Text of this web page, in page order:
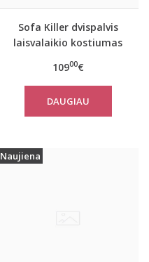
Sofa Killer dvispalvis
laisvalaikio kostiumas
10900€
DAUGIAU
Naujiena